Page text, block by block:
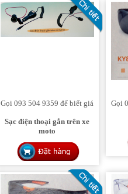
Gọi 093 504 9359 để biết giá
Sạc điện thoại gắn trên xe
moto
Gọi